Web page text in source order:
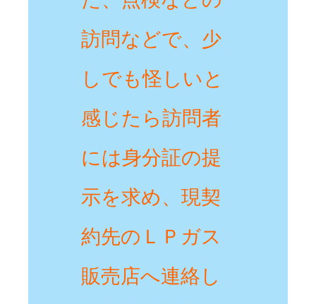
訪問などで、少
しでも怪しいと
感じたら訪問者
には身分証の提
示を求め、現契
約先のＬＰガス
販売店へ連絡し